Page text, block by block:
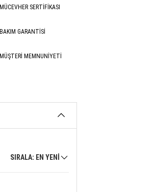
MÜCEVHER SERTİFİKASI
BAKIM GARANTISİ
MÜŞTERI MEMNUNIYETI
SIRALA: EN YENİ